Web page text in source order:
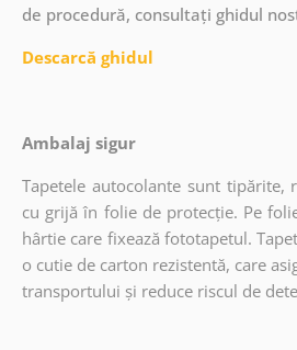
de procedură, consultați ghidul
Descarcă ghidul
Ambalaj sigur
Tapetele autocolante sunt tipărite,
cu grijă în folie de protecție. Pe
hârtie care fixează fototapetul.
o cutie de carton rezistentă, care
transportului și reduce riscul de